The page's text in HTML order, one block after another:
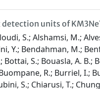
units of
S.; Alshamsi, M.;
Y.; Bendahman, M.;
S.; Bouasla, A.
R.; Burriel, I.;
S.; Chiarusi, T.;